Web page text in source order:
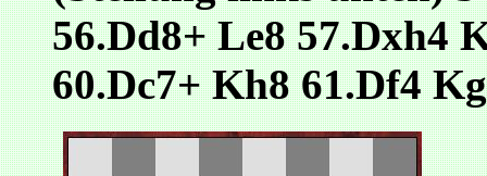
56.Dd8+ Le8 57.Dxh4
60.Dc7+ Kh8 61.Df4